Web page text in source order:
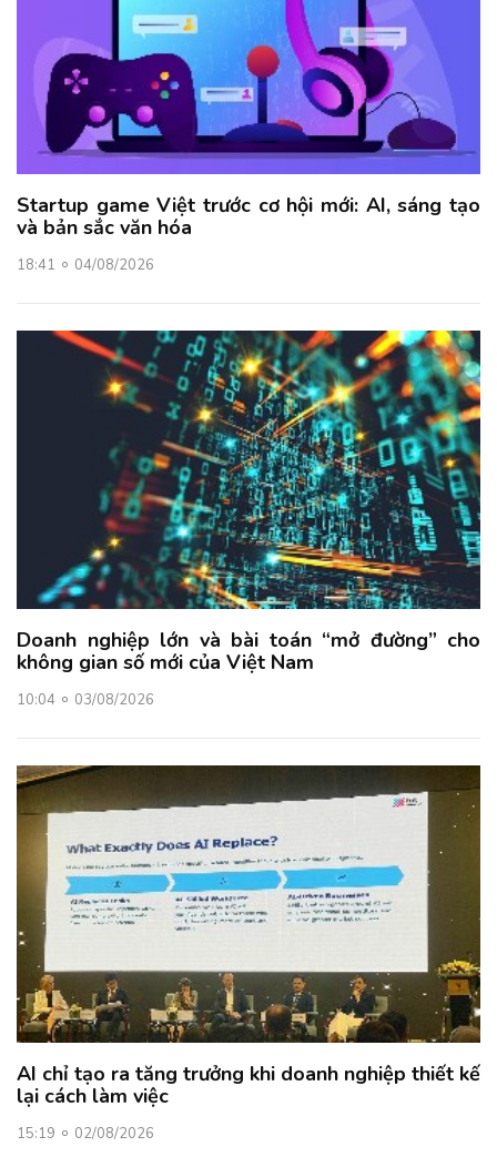
Startup game Việt trước cơ hội mới: AI, sáng tạo
và bản sắc văn hóa
18:41 04/08/2026
Doanh nghiệp lớn và bài toán “mở đường” cho
không gian số mới của Việt Nam
10:04 03/08/2026
AI chỉ tạo ra tăng trưởng khi doanh nghiệp thiết kế
lại cách làm việc
15:19 02/08/2026